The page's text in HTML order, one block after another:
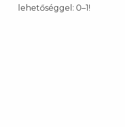
lehetőséggel: 0–1!